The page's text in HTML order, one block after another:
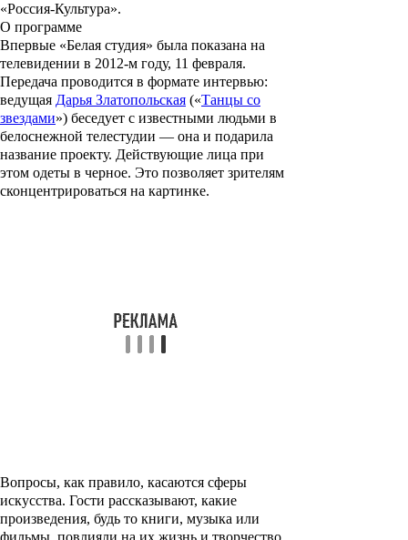
«Россия-Культура».
О программе
Впервые «Белая студия» была показана на
телевидении в 2012-м году, 11 февраля.
Передача проводится в формате интервью:
ведущая Дарья Златопольская («Танцы со
звездами») беседует с известными людьми в
белоснежной телестудии — она и подарила
название проекту. Действующие лица при
этом одеты в черное. Это позволяет зрителям
сконцентрироваться на картинке.
Вопросы, как правило, касаются сферы
искусства. Гости рассказывают, какие
произведения, будь то книги, музыка или